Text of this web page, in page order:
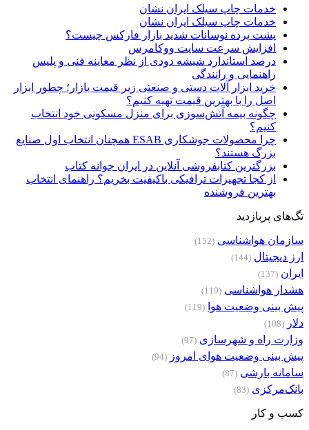
خدمات چاپ سیلک ایران نشان
خدمات چاپ سیلک ایران نشان
پشت پرده نوسانات شدید بازار فارکس چیست؟
افزایش سرعت سایت ووکامرس
درصد استاندارد شیشه دودی از نظر معاینه فنی و پلیس
راهنمایی و رانندگی
خرید ابزار آلات دستی و صنعتی زیر قیمت بازار؛ چطور ابزار
اصل را با بهترین قیمت تهیه کنیم؟
چگونه بیمه آتش‌سوزی برای منزل مسکونی خود انتخاب
کنیم؟
چرا محصولات جوشکاری ESAB همچنان انتخاب اول صنایع
بزرگ هستند؟
بزرگترین کتابفروشی آنلاین در ایران جوانه کتاب
از کجا تجهیزات ترافیکی باکیفیت بخریم؟ راهنمای انتخاب
بهترین فروشنده
تگ‌های پربازدید
سازمان هواشناسی (152)
ارز دیجیتال (144)
ایران (137)
هشدار هواشناسی (119)
پیش بینی وضعیت هوا (119)
دلار (108)
وزارت راه و شهرسازی (97)
پیش بینی وضعیت هوای امروز (94)
سامانه بارشی (87)
بانک‌مرکزی (83)
کسب و کار